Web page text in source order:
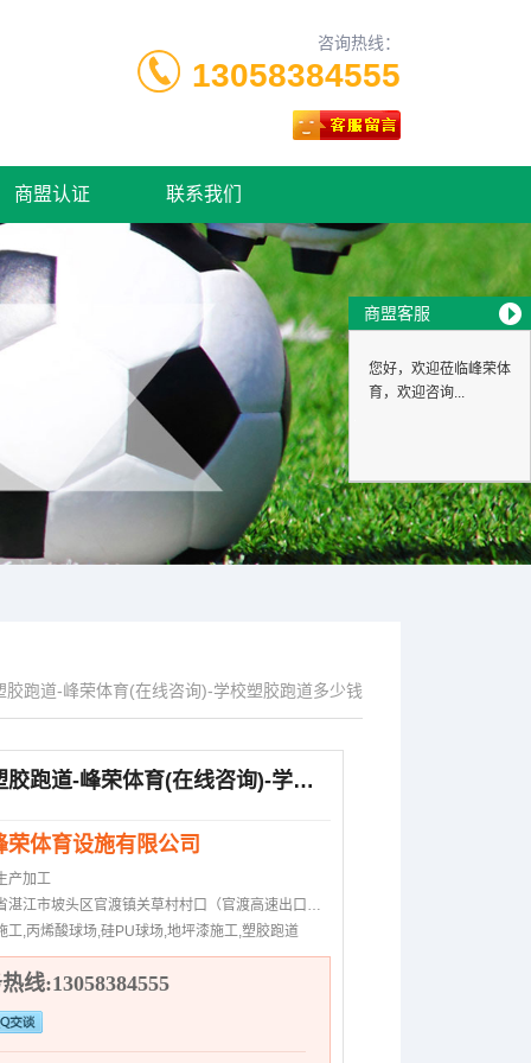
咨询热线：
13058384555
商盟认证 联系我们
胶跑道-峰荣体育(在线咨询)-学校塑胶跑道多少钱
霞山区塑胶跑道-峰荣体育(在线咨询)-学校塑胶跑道多少钱
荣体育设施有限公司
产加工
江市坡头区官渡镇关草村村口（官渡高速出口往麻章方向1公里）
工,丙烯酸球场,硅PU球场,地坪漆施工,塑胶跑道
线:13058384555
商盟客服
您好，欢迎莅临峰荣体
育，欢迎咨询...